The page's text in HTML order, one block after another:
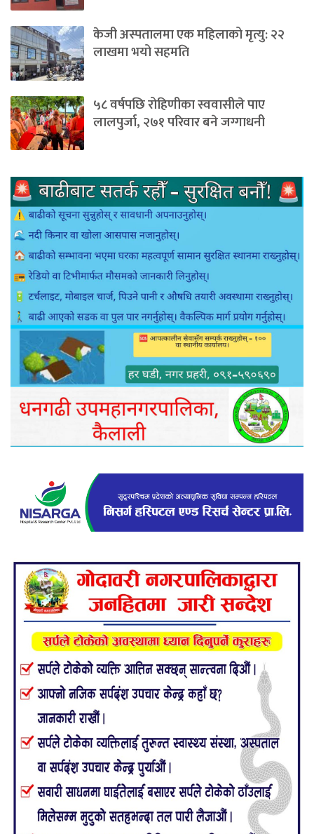
केजी अस्पतालमा एक महिलाको मृत्यु: २२
लाखमा भयो सहमति
५८ वर्षपछि रोहिणीका स्ववासीले पाए
लालपुर्जा, २७१ परिवार बने जग्गाधनी